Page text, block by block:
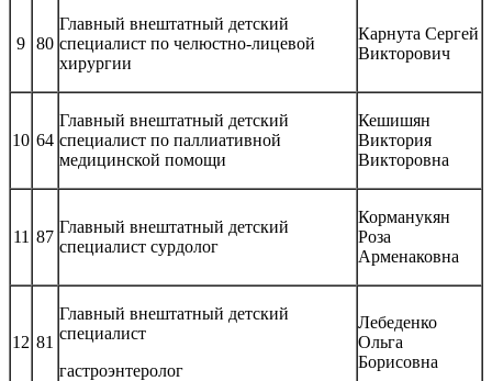
9 80
Главный внештатный детский
специалист по челюстно-лицевой
хирургии
Карнута Сергей
Викторович
10 64
Главный внештатный детский
специалист по паллиативной
медицинской помощи
Кешишян
Виктория
Викторовна
11 87
Главный внештатный детский
специалист сурдолог
Корманукян
Роза
Арменаковна
12 81
Главный внештатный детский
специалист
гастроэнтеролог
Лебеденко
Ольга
Борисовна